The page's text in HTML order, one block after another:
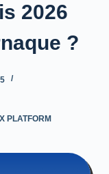
2026
?
PLATFORM